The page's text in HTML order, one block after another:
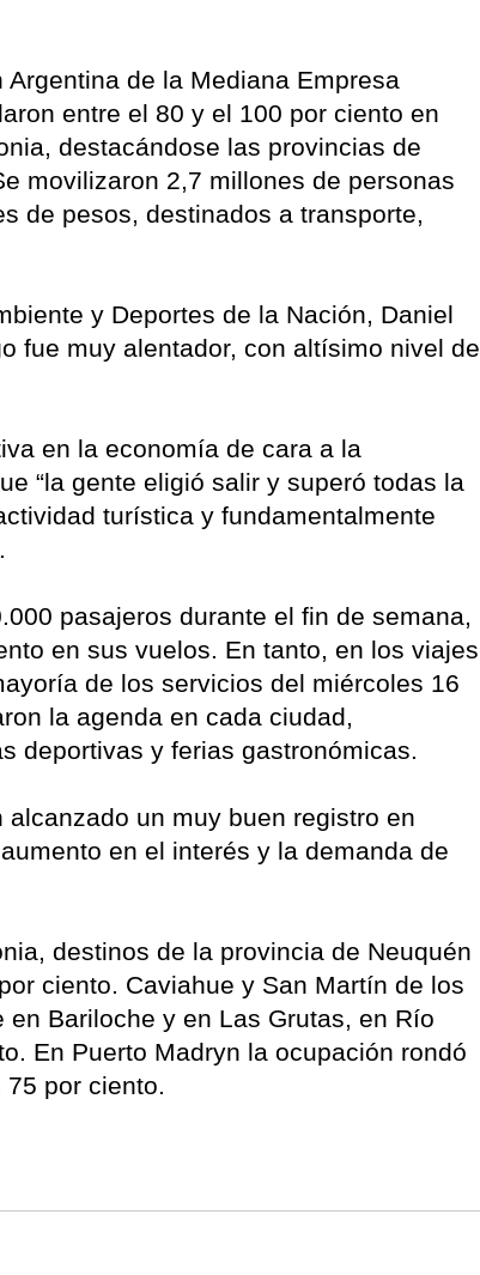
de la Mediana Empresa
entre el 80 y el 100 por ciento en
destacándose las provincias de
movilizaron 2,7 millones de personas
de pesos, destinados a transporte,
y Deportes de la Nación, Daniel
fue muy alentador, con altísimo nivel de
en la economía de cara a la
“la gente eligió salir y superó todas la
turística y fundamentalmente
pasajeros durante el fin de semana,
en sus vuelos. En tanto, en los viajes
de los servicios del miércoles 16
la agenda en cada ciudad,
deportivas y ferias gastronómicas.
un muy buen registro en
en el interés y la demanda de
destinos de la provincia de Neuquén
ciento. Caviahue y San Martín de los
Bariloche y en Las Grutas, en Río
En Puerto Madryn la ocupación rondó
por ciento.